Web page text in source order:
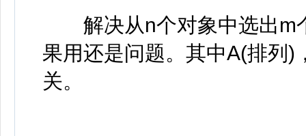
解决从n个对象中选出m
果用还是问题。其中A(排列)
关。